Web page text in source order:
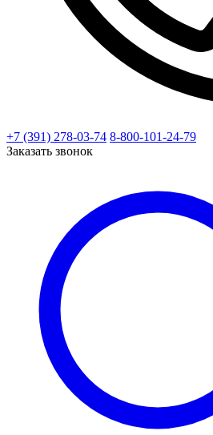
+7 (391) 278-03-74 8-800-101-24-79
Заказать звонок